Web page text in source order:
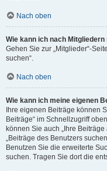
Nach oben
Wie kann ich nach Mitgliedern
Gehen Sie zur „Mitglieder“-
suchen“.
Nach oben
Wie kann ich meine eigenen
Ihre eigenen Beiträge können
Beiträge“ im Schnellzugriff
können Sie auch „Ihre
„Beiträge des Benutzers
Benutzen Sie die erweiterte
suchen. Tragen Sie dort die